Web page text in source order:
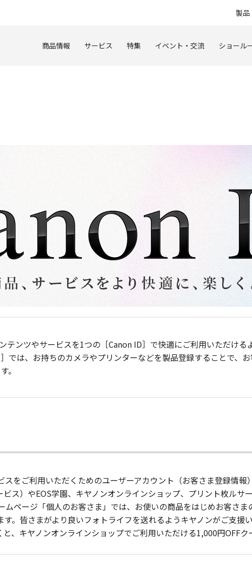
製品
商品情報 サービス 特集 イベント・交流 ショール
テンツやサービスを1つの［Canon ID］で快適にご利用いただける
では、お持ちのカメラやプリンターなどを製品登録することで、
。
スをご利用いただくためのユーザーアカウント（お客さま登録情
ス）やEOS学園、キヤノンオンラインショップ、プリント枚ルサ
ムページ「個人のお客さま」では、お使いの商品をはじめお客さ
。皆さまがより良いフォトライフを送れるようキヤノンがご支援
、キヤノンオンラインショップでご利用いただける1,000円OFFク